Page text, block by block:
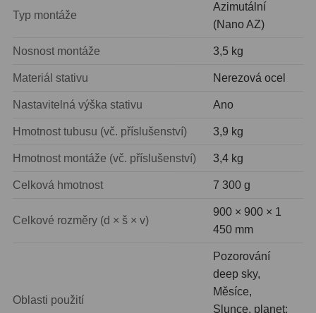
Pointace7
Komponenty 78
Sekundární zrcadla
Typ montáže
Azimutální
(Nano AZ)
Nosnost montáže 3,5 kg
Materiál stativu Nerezová ocel
Nastavitelná výška stativu Ano
Hmotnost tubusu (vč. příslušenství) 3,9 kg
Hmotnost montáže (vč. příslušenství) 3,4 kg
Celková hmotnost 7 300 g
Celkové rozměry (d × š × v)
900 × 900 × 1
450 mm
Oblasti použití
Pozorování
deep sky,
Měsíce,
Slunce, planet;